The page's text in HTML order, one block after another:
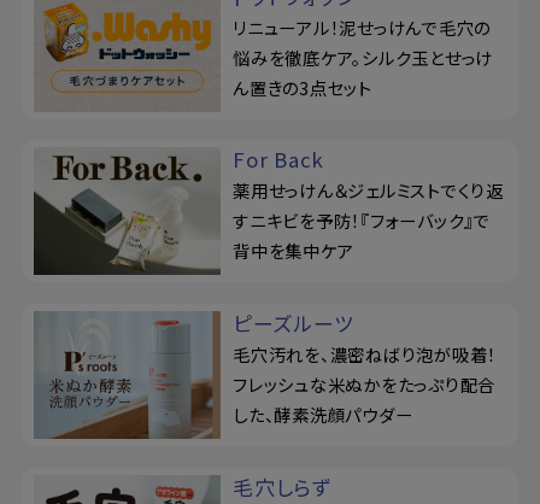
リニューアル！泥せっけんで毛穴の
悩みを徹底ケア。シルク玉とせっけ
ん置きの3点セット
For Back
薬用せっけん＆ジェルミストでくり返
すニキビを予防！『フォーバック』で
背中を集中ケア
ピーズルーツ
毛穴汚れを、濃密ねばり泡が吸着！
フレッシュな米ぬかをたっぷり配合
した、酵素洗顔パウダー
毛穴しらず